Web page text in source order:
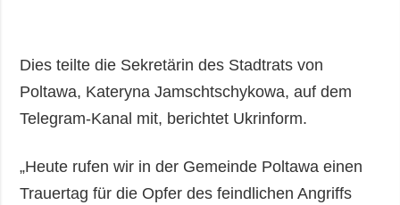
Dies teilte die Sekretärin des Stadtrats von
Poltawa, Kateryna Jamschtschykowa, auf dem
Telegram-Kanal mit, berichtet Ukrinform.
„Heute rufen wir in der Gemeinde Poltawa einen
Trauertag für die Opfer des feindlichen Angriffs